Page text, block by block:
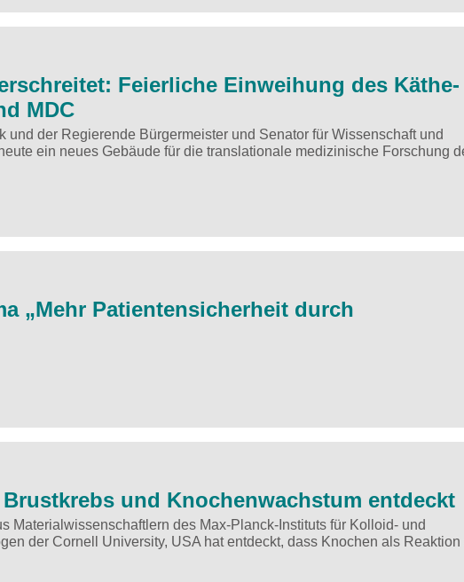
Feierliche Einweihung des Käthe-
MDC
der Regierende Bürgermeister und Senator für Wissenschaft und
ein neues Gebäude für die translationale medizinische Forschung
„Mehr Patientensicherheit durch
und Knochenwachstum entdeckt
Materialwissenschaftlern des Max-Planck-Instituts für Kolloid- und
der Cornell University, USA hat entdeckt, dass Knochen als Reaktion